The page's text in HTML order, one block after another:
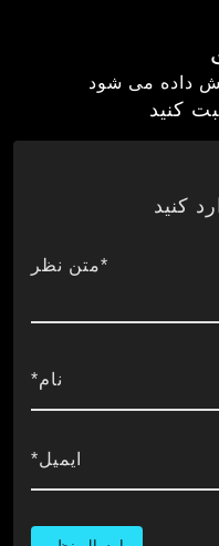
داده می شود
کنید
کنید
*متن نظر
نام*
ایمیل*